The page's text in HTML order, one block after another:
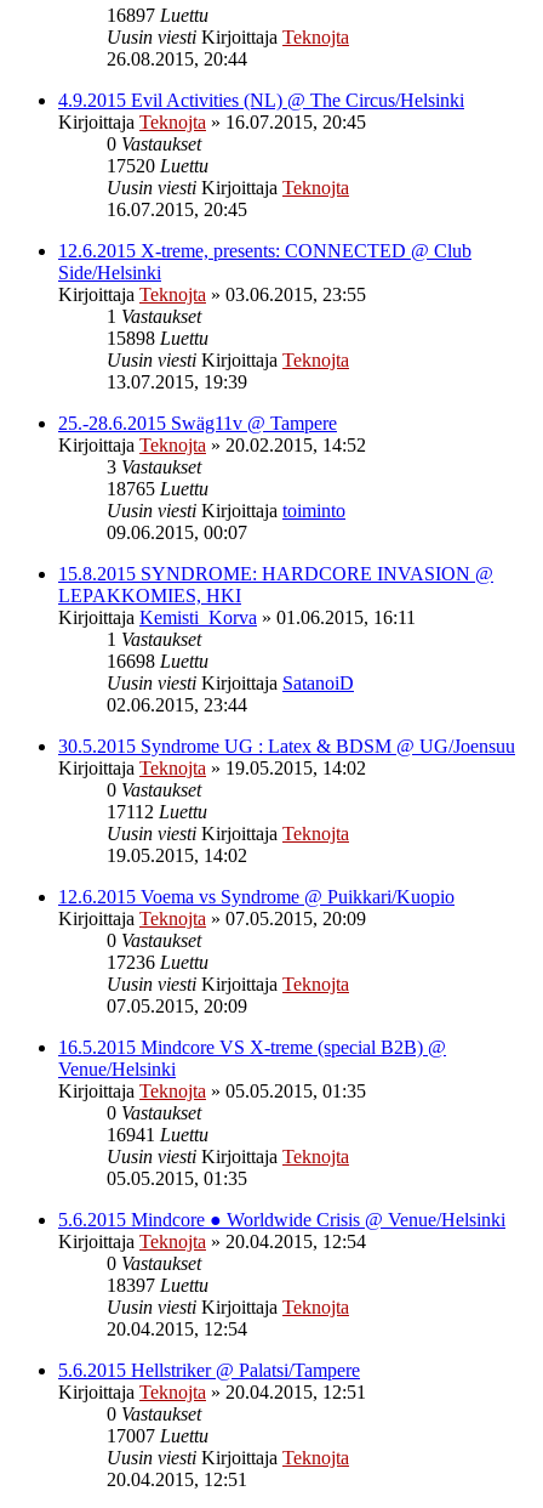
16897 Luettu
Uusin viesti Kirjoittaja Teknojta
26.08.2015, 20:44
4.9.2015 Evil Activities (NL) @ The Circus/Helsinki
Kirjoittaja Teknojta » 16.07.2015, 20:45
0 Vastaukset
17520 Luettu
Uusin viesti Kirjoittaja Teknojta
16.07.2015, 20:45
12.6.2015 X-treme, presents: CONNECTED @ Club
Side/Helsinki
Kirjoittaja Teknojta » 03.06.2015, 23:55
1 Vastaukset
15898 Luettu
Uusin viesti Kirjoittaja Teknojta
13.07.2015, 19:39
25.-28.6.2015 Swäg11v @ Tampere
Kirjoittaja Teknojta » 20.02.2015, 14:52
3 Vastaukset
18765 Luettu
Uusin viesti Kirjoittaja toiminto
09.06.2015, 00:07
15.8.2015 SYNDROME: HARDCORE INVASION @
LEPAKKOMIES, HKI
Kirjoittaja Kemisti_Korva » 01.06.2015, 16:11
1 Vastaukset
16698 Luettu
Uusin viesti Kirjoittaja SatanoiD
02.06.2015, 23:44
30.5.2015 Syndrome UG : Latex & BDSM @ UG/Joensuu
Kirjoittaja Teknojta » 19.05.2015, 14:02
0 Vastaukset
17112 Luettu
Uusin viesti Kirjoittaja Teknojta
19.05.2015, 14:02
12.6.2015 Voema vs Syndrome @ Puikkari/Kuopio
Kirjoittaja Teknojta » 07.05.2015, 20:09
0 Vastaukset
17236 Luettu
Uusin viesti Kirjoittaja Teknojta
07.05.2015, 20:09
16.5.2015 Mindcore VS X-treme (special B2B) @
Venue/Helsinki
Kirjoittaja Teknojta » 05.05.2015, 01:35
0 Vastaukset
16941 Luettu
Uusin viesti Kirjoittaja Teknojta
05.05.2015, 01:35
5.6.2015 Mindcore ● Worldwide Crisis @ Venue/Helsinki
Kirjoittaja Teknojta » 20.04.2015, 12:54
0 Vastaukset
18397 Luettu
Uusin viesti Kirjoittaja Teknojta
20.04.2015, 12:54
5.6.2015 Hellstriker @ Palatsi/Tampere
Kirjoittaja Teknojta » 20.04.2015, 12:51
0 Vastaukset
17007 Luettu
Uusin viesti Kirjoittaja Teknojta
20.04.2015, 12:51